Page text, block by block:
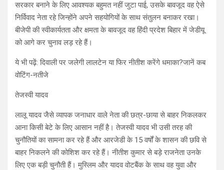
सरकार बनाने के लिए आवश्यक बहुमत नहीं जुटा पाई, उसके बावजूद वह ऐसे
निर्विवाद नेता रहे जिन्होंने अपने सहयोगियों के साथ संतुलन बनाकर रखा।
बीजेपी की स्वीकार्यतता और क्षमता के बावजूद वह हिंदी प्रदेश बिहार में जेडीयू
को आगे कर चुनाव लड़ रहे हैं।
ये भी पढ़ें: दिवाली पर जलेगी लालटेन या फिर नीतीश करेंगे धमाका?जानें कब
वोटिंग-नतीजे
तेजस्वी यादव
लालू यादव जैसे व्यापक जनाधार वाले नेता की छत्र-छाया से बाहर निकलकर
आना किसी बेटे के लिए आसान नहीं है। तेजस्वी यादव भी उसी तरह की
चुनौतियों का सामना कर रहे हैं और आरजेडी के 15 वर्षों के शासन की छवि से
बाहर निकलने की कोशिश कर रहे हैं। नीतीश कुमार से बड़े राजनेता उनके
लिए एक बड़ी चुनौती हैं। मुस्लिम और यादव वोटबैंक के साथ वह युवा और